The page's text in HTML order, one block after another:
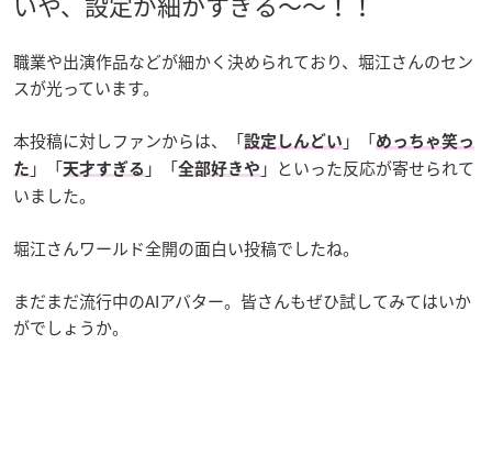
職業や出演作品などが細かく決められており、堀江さんのセン
スが光っています。
本投稿に対しファンからは、「設定しんどい 」「めっちゃ笑っ
た 」「天才すぎる 」「全部好きや 」といった反応が寄せられて
いました。
堀江さんワールド全開の面白い投稿でしたね。
まだまだ流行中のAIアバター。皆さんもぜひ試してみてはいか
がでしょうか。